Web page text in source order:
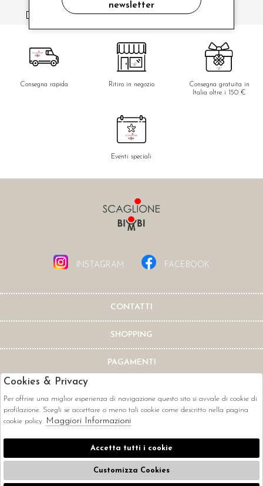
ho letto ed accettato le condizioni sulla privacy.
Consegna rapida Ritiro in negozio
Consegna gratuita in
Italia oltre i 150 €
Eventi speciali
INSTAGRAM FACEBOOK
CONTATTI
SHOPPING
PAGAMENTI
CORRIERI
newsletter
Cookies & Privacy
Per offrire una miglior esperienza di navigazione questo sito si avvale di cookie di
profilazione. Scegli se accettare o meno tali cookie come descritto nella pagina
cookie policy. Maggiori Informazioni
Accetta tutti i cookie
Customizza Cookies